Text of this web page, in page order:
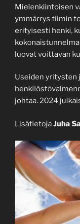
Mielenkiintoisen
ymmärrys tiimin
erityisesti henki,
luovat voittavan
Useiden yritysten
johtaa. 2024
LisätietojaJuha